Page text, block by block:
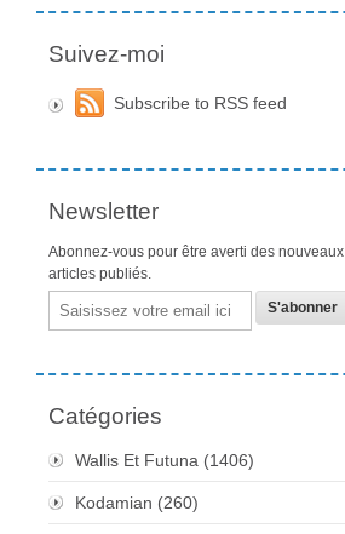
Suivez-moi
Subscribe to RSS feed
Newsletter
Abonnez-vous pour être averti des nouveaux
articles publiés.
Email
Catégories
Wallis Et Futuna (1406)
Kodamian (260)